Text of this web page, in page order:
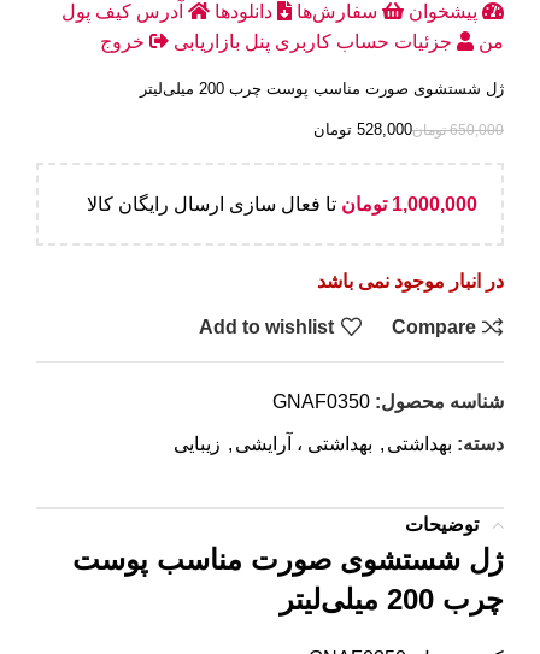
پیشخوان سفارش‌ها دانلودها آدرس کیف پول
من
جزئیات حساب کاربری پنل بازاریابی خروج
ژل شستشوی صورت مناسب پوست چرب 200 میلی‌لیتر
650,000 تومان528,000 تومان
1,000,000 تومان تا فعال سازی ارسال رایگان کالا
در انبار موجود نمی باشد
Compare
Add to wishlist
شناسه محصول: GNAF0350
دسته: بهداشتی , بهداشتی ، آرایشی , زیبایی
توضیحات
ژل شستشوی صورت مناسب پوست
چرب 200 میلی‌لیتر